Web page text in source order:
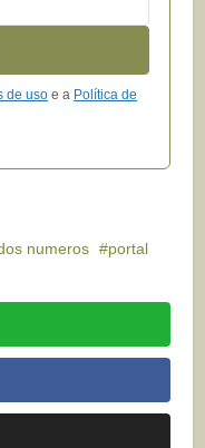
de uso e a Política de
numeros
portal